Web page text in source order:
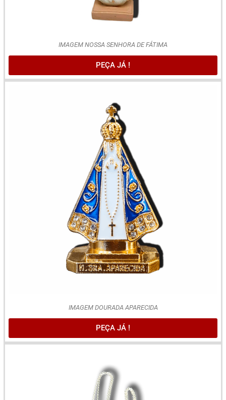
IMAGEM NOSSA SENHORA DE FÁTIMA
PEÇA JÁ !
IMAGEM DOURADA APARECIDA
PEÇA JÁ !